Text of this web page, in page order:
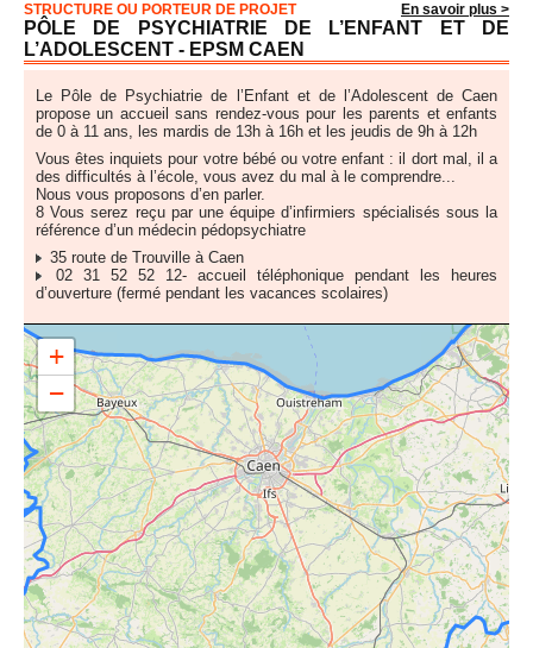
STRUCTURE OU PORTEUR DE PROJET En savoir plus >
PÔLE DE PSYCHIATRIE DE L’ENFANT ET DE
L’ADOLESCENT - EPSM CAEN
Le Pôle de Psychiatrie de l’Enfant et de l’Adolescent de Caen
propose un accueil sans rendez-vous pour les parents et enfants
de 0 à 11 ans, les mardis de 13h à 16h et les jeudis de 9h à 12h
Vous êtes inquiets pour votre bébé ou votre enfant : il dort mal, il a
des difficultés à l’école, vous avez du mal à le comprendre...
Nous vous proposons d’en parler.
8 Vous serez reçu par une équipe d’infirmiers spécialisés sous la
référence d’un médecin pédopsychiatre
35 route de Trouville à Caen
02 31 52 52 12- accueil téléphonique pendant les heures
d’ouverture (fermé pendant les vacances scolaires)
+
−